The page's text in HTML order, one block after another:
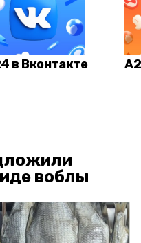
в Вконтакте
воблы